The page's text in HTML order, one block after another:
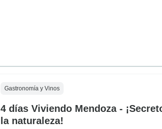
Gastronomía y Vinos
4 días Viviendo Mendoza -
la naturaleza!